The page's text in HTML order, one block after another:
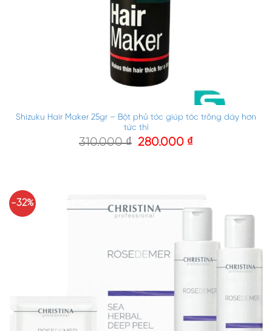
Shizuku Hair Maker 25gr – Bột phủ tóc giúp tóc trông dày hơn
tức thì
310.000₫ 280.000 ₫
-32%